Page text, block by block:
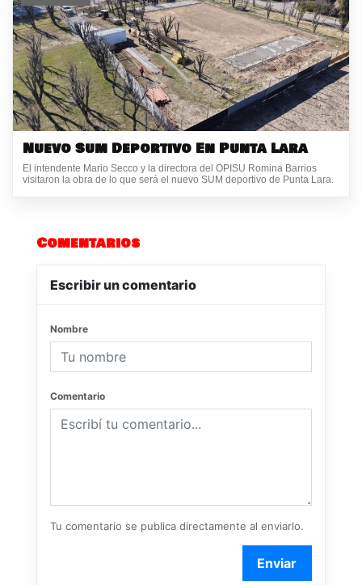
Nuevo Sum Deportivo En Punta Lara
El intendente Mario Secco y la directora del OPISU Romina Barrios
visitaron la obra de lo que será el nuevo SUM deportivo de Punta Lara.
Comentarios
Escribir un comentario
Nombre
Comentario
Tu comentario se publica directamente al enviarlo.
Enviar